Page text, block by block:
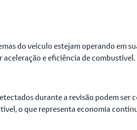
do veículo estejam operando em
e eficiência de combustível.
durante a revisão podem ser
o que representa economia